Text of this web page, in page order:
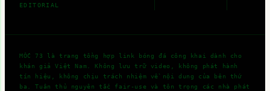
EDITORIAL
MỐC 73
là trang tổng hợp link bóng đá công khai dành cho
khán giả Việt Nam. Không lưu trữ video, không phát hành
tín hiệu, không chịu trách nhiệm về nội dung của bên thứ
ba. Tuân thủ nguyên tắc fair-use và tôn trọng các nhà phát